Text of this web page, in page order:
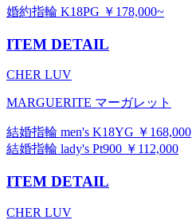
婚約指輪 K18PG ￥178,000~
ITEM DETAIL
CHER LUV
MARGUERITE マーガレット
結婚指輪 men's K18YG ￥168,000
結婚指輪 lady's Pt900 ￥112,000
ITEM DETAIL
CHER LUV